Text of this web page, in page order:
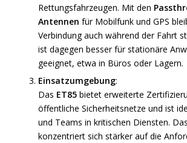
Rettungsfahrzeugen. Mit den
Antennen für Mobilfunk und GPS
Verbindung auch während der Fahrt
ist dagegen besser für stationäre
geeignet, etwa in Büros oder Lagern.
Einsatzumgebung:
Das ET85bietet erweiterte
öffentliche Sicherheitsnetze und ist
und Teams in kritischen Diensten.
konzentriert sich stärker auf die